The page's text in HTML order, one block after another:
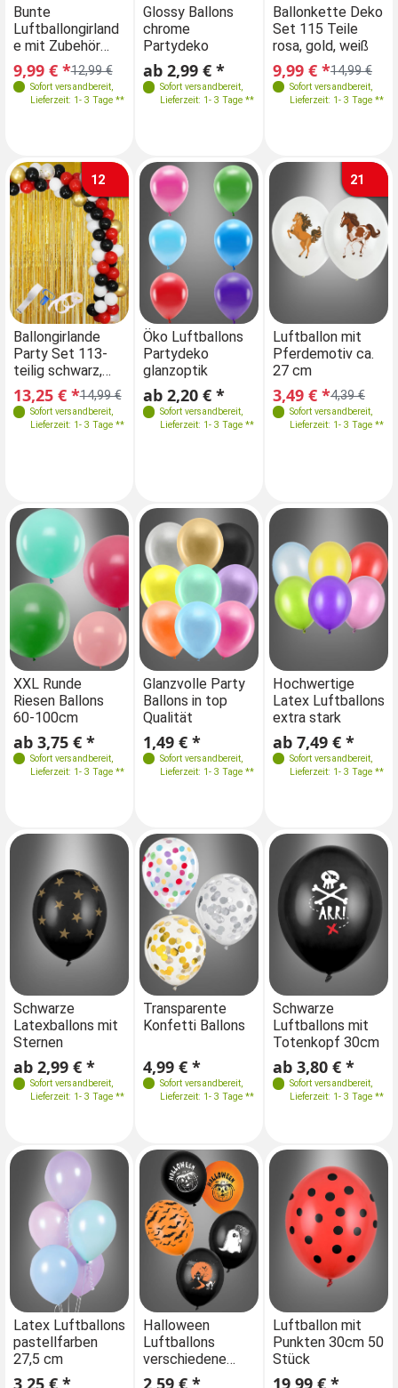
Bunte
Luftballongirland
e mit Zubehör
112-teilig12,99 €
9,99 € *
Sofort versandbereit,
Lieferzeit: 1- 3 Tage **
Farben
Größen
6 Stk. 27,5 cm
50 Stk. 30 cm
Glossy Ballons
chrome
Partydeko
ab 2,99 € *
Sofort versandbereit,
Lieferzeit: 1- 3 Tage **
Farben
Größen
6 Stk. 27,5 cm
50 Stk. 30 cm
Ballonkette Deko
Set 115 Teile
rosa, gold, weiß
14,99 €
9,99 € *
Sofort versandbereit,
Lieferzeit: 1- 3 Tage **
12
Ballongirlande
Party Set 113-
teilig schwarz,
rot, gold
14,99 €
13,25 € *
Sofort versandbereit,
Lieferzeit: 1- 3 Tage **
Farben
Größen
10x30cm
Öko Luftballons
Partydeko
glanzoptik
ab 2,20 € *
Sofort versandbereit,
Lieferzeit: 1- 3 Tage **
Farben
Größen
10x30cm
21
Luftballon mit
Pferdemotiv ca.
27 cm
4,39 €
3,49 € *
Sofort versandbereit,
Lieferzeit: 1- 3 Tage **
XXL Runde
Riesen Ballons
60-100cm
ab 3,75 € *
Sofort versandbereit,
Lieferzeit: 1- 3 Tage **
Farben
Größen
100 cm
XXL Runde
Riesen Ballons
60-100cm
ab 3,75 € *
Sofort versandbereit,
Lieferzeit: 1- 3 Tage **
Farben
Größen
10 Stk. / 23cm
Glanzvolle Party
Ballons in top
Qualität
1,49 € *
Sofort versandbereit,
Lieferzeit: 1- 3 Tage **
Farben
Größen
10 Stk. / 23cm
Farben
Größen
100x12cm
100x27cm
Hochwertige
Latex Luftballons
extra stark
ab 7,49 € *
Sofort versandbereit,
Lieferzeit: 1- 3 Tage **
Schwarze
Latexballons mit
Sternen
ab 2,99 € *
Sofort versandbereit,
Lieferzeit: 1- 3 Tage **
Größen
6 x 30 cm
Transparente
Konfetti Ballons
4,99 € *
Sofort versandbereit,
Lieferzeit: 1- 3 Tage **
Größen
6 x 30 cm
Schwarze
Luftballons mit
Totenkopf 30cm
ab 3,80 € *
Sofort versandbereit,
Lieferzeit: 1- 3 Tage **
Latex Luftballons
pastellfarben
27,5 cm
3,25 € *
Halloween
Luftballons
verschiedene
Designs
2,59 € *
Luftballon mit
Punkten 30cm 50
Stück
19,99 € *